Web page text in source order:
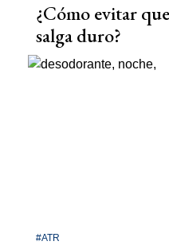
¿Cómo evitar
salga duro?
#ATR